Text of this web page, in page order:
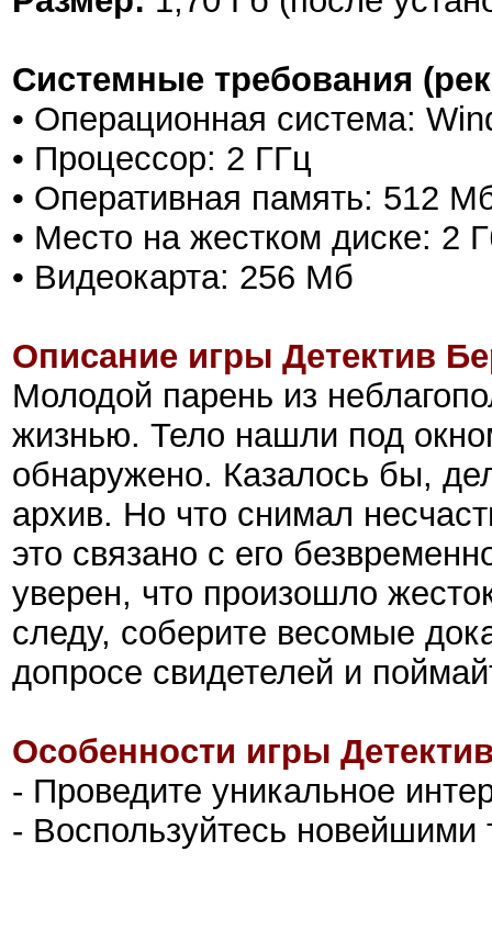
Системные требования
• Операционная система:
• Процессор: 2 ГГц
• Оперативная память: 512
• Место на жестком диске: 2
• Видеокарта: 256 Мб
Описание игры Детектив
Молодой парень из
жизнью. Тело нашли под
обнаружено. Казалось бы,
архив. Но что снимал
это связано с его
уверен, что произошло
следу, соберите весомые
допросе свидетелей и
Особенности игры
- Проведите уникальное
- Воспользуйтесь новейшими